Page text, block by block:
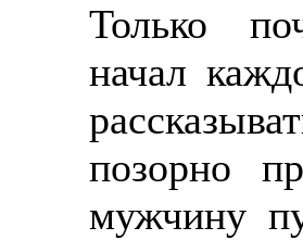
Только
начал
позорно
мужчину